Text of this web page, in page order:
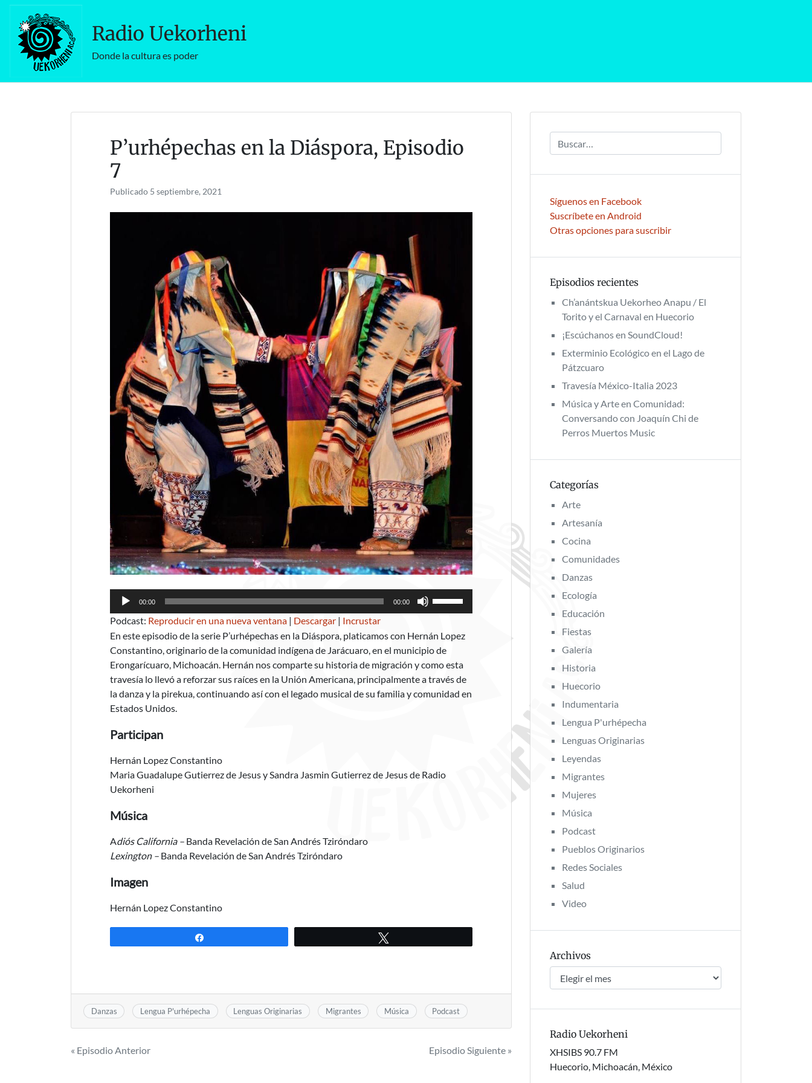
Skip
content
Radio Uekorheni
Donde la cultura es poder
P’urhépechas en la Diáspora, Episodio
7
Publicado 5 septiembre, 2021
Reproductor
audio
00:00 00:00
de
flecha
arriba/abajo
para
aumentar
Podcast: Reproducir en una nueva ventana | Descargar | Incrustar
En este episodio de la serie P’urhépechas en la Diáspora, platicamos con Hernán Lopez
Constantino, originario de la comunidad indígena de Jarácuaro, en el municipio de
Erongarícuaro, Michoacán. Hernán nos comparte su historia de migración y como esta
travesía lo llevó a reforzar sus raíces en la Unión Americana, principalmente a través de
la danza y la pirekua, continuando así con el legado musical de su familia y comunidad en
Estados Unidos.
Participan
Hernán Lopez Constantino
Maria Guadalupe Gutierrez de Jesus y Sandra Jasmin Gutierrez de Jesus de Radio
Uekorheni
Música
Adiós California – Banda Revelación de San Andrés Tziróndaro
Lexington – Banda Revelación de San Andrés Tziróndaro
Imagen
Hernán Lopez Constantino
Danzas Lengua P'urhépecha Lenguas Originarias Migrantes Música Podcast
Navegación
« Episodio Anterior Episodio Siguiente »
Síguenos en Facebook
Suscríbete en Android
Otras opciones para suscribir
Episodios recientes
Ch’anántskua Uekorheo Anapu / El
Torito y el Carnaval en Huecorio
¡Escúchanos en SoundCloud!
Exterminio Ecológico en el Lago de
Pátzcuaro
Travesía México-Italia 2023
Música y Arte en Comunidad:
Conversando con Joaquín Chi de
Perros Muertos Music
Categorías
Arte
Artesanía
Cocina
Comunidades
Danzas
Ecología
Educación
Fiestas
Galería
Historia
Huecorio
Indumentaria
Lengua P'urhépecha
Lenguas Originarias
Leyendas
Migrantes
Mujeres
Música
Podcast
Pueblos Originarios
Redes Sociales
Salud
Video
Archivos
Archivos
Radio Uekorheni
XHSIBS 90.7 FM
Huecorio, Michoacán, México